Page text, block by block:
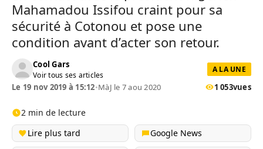
Mahamadou Issifou craint pour sa
sécurité à Cotonou et pose une
condition avant d’acter son retour.
Cool Gars
Voir tous ses articles
A LA UNE
Le 19 nov 2019 à 15:12•MàJ le 7 aou 2020 1 053vues
2 min de lecture
Lire plus tard
Google News